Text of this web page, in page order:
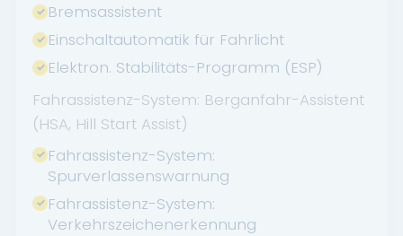
Bremsassistent
Einschaltautomatik für Fahrlicht
Elektron. Stabilitäts-Programm (ESP)
Fahrassistenz-System: Berganfahr-Assistent
(HSA, Hill Start Assist)
Fahrassistenz-System:
Spurverlassenswarnung
Fahrassistenz-System:
Verkehrszeichenerkennung